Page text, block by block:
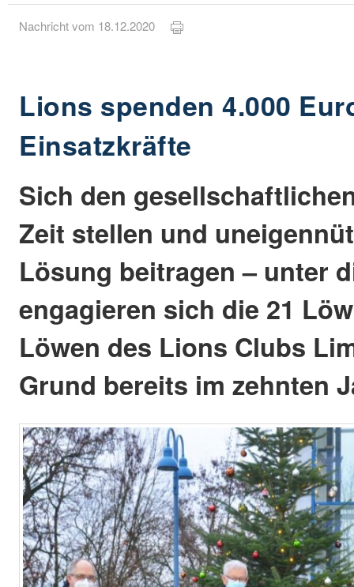
Nachricht vom 18.12.2020
Lions spenden 4.000
Einsatzkräfte
Sich den
Zeit stellen und
Lösung beitragen – unter
engagieren sich die 21
Löwen des Lions Clubs
Grund bereits im zehnten